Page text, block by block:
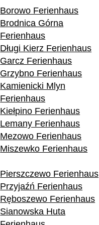
Borowo Ferienhaus
Brodnica Górna
Ferienhaus
Długi Kierz Ferienhaus
Garcz Ferienhaus
Grzybno Ferienhaus
Kamienicki Mlyn
Ferienhaus
Kiełpino Ferienhaus
Lemany Ferienhaus
Mezowo Ferienhaus
Miszewko Ferienhaus
Pierszczewo Ferienhaus
Przyjaźń Ferienhaus
Ręboszewo Ferienhaus
Sianowska Huta